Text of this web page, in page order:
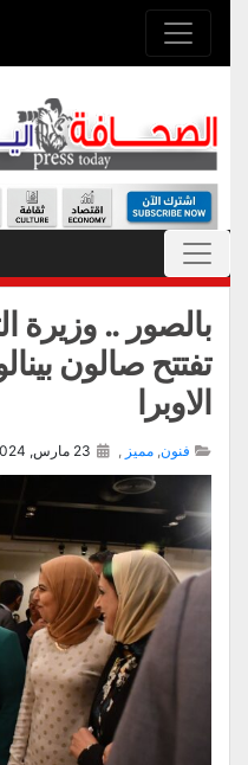
بالصور .. وزيرة
تفتتح صالون
الاوبرا
فنون, مميز ,